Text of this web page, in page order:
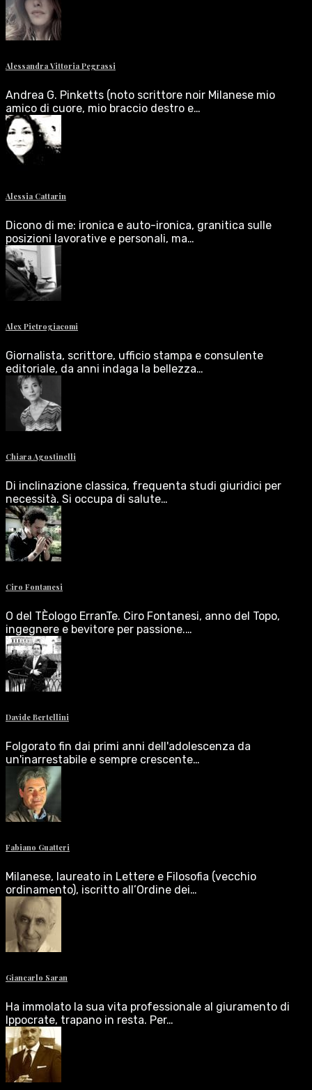
Alessandra Vittoria Pegrassi
Andrea G. Pinketts (noto scrittore noir Milanese mio
amico di cuore, mio braccio destro e…
Alessia Cattarin
Dicono di me: ironica e auto-ironica, granitica sulle
posizioni lavorative e personali, ma…
Alex Pietrogiacomi
Giornalista, scrittore, ufficio stampa e consulente
editoriale, da anni indaga la bellezza…
Chiara Agostinelli
Di inclinazione classica, frequenta studi giuridici per
necessità. Si occupa di salute…
Ciro Fontanesi
O del TÈologo ErranTe. Ciro Fontanesi, anno del Topo,
ingegnere e bevitore per passione.…
Davide Bertellini
Folgorato fin dai primi anni dell'adolescenza da
un'inarrestabile e sempre crescente…
Fabiano Guatteri
Milanese, laureato in Lettere e Filosofia (vecchio
ordinamento), iscritto all’Ordine dei…
Giancarlo Saran
Ha immolato la sua vita professionale al giuramento di
Ippocrate, trapano in resta. Per…